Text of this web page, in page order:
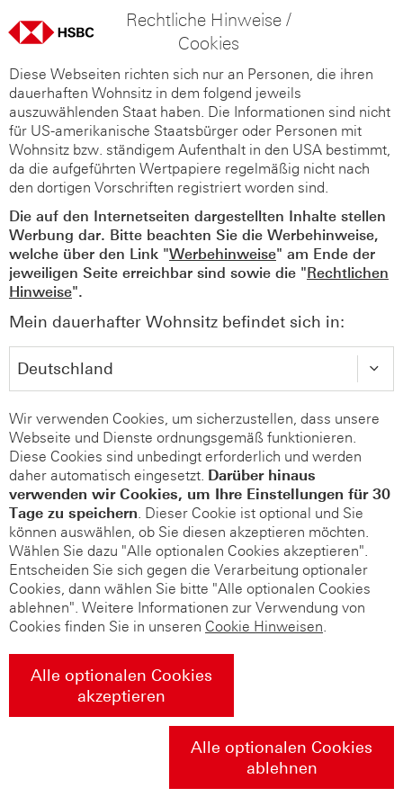
Rechtliche Hinweise /
Cookies
Diese Webseiten richten sich nur an Personen, die ihren
dauerhaften Wohnsitz in dem folgend jeweils
auszuwählenden Staat haben. Die Informationen sind nicht
für US-amerikanische Staatsbürger oder Personen mit
Wohnsitz bzw. ständigem Aufenthalt in den USA bestimmt,
da die aufgeführten Wertpapiere regelmäßig nicht nach
den dortigen Vorschriften registriert worden sind.
Die auf den Internetseiten dargestellten Inhalte stellen
Werbung dar. Bitte beachten Sie die Werbehinweise,
welche über den Link "Werbehinweise" am Ende der
jeweiligen Seite erreichbar sind sowie die "Rechtlichen
Hinweise".
Mein dauerhafter Wohnsitz befindet sich in:
Wir verwenden Cookies, um sicherzustellen, dass unsere
Webseite und Dienste ordnungsgemäß funktionieren.
Diese Cookies sind unbedingt erforderlich und werden
daher automatisch eingesetzt. Darüber hinaus
verwenden wir Cookies, um Ihre Einstellungen für 30
Tage zu speichern. Dieser Cookie ist optional und Sie
können auswählen, ob Sie diesen akzeptieren möchten.
Wählen Sie dazu "Alle optionalen Cookies akzeptieren".
Entscheiden Sie sich gegen die Verarbeitung optionaler
Cookies, dann wählen Sie bitte "Alle optionalen Cookies
ablehnen". Weitere Informationen zur Verwendung von
Cookies finden Sie in unseren Cookie Hinweisen.
Alle optionalen Cookies
akzeptieren
Alle optionalen Cookies
ablehnen